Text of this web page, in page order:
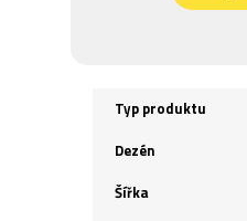
Typ produktu
Dezén
Šířka